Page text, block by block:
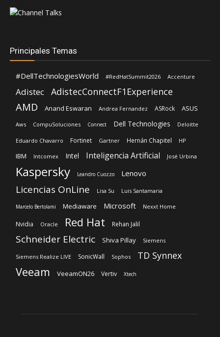
Principales Temas
#DellTechnologiesWorld #RedHatSummit2026 Accenture
Adistec AdistecConnectF1Experience
AMD Anand Eswaran Andrea Fernandez ASRock ASUS
Aws CompuSoluciones Connect Dell Technologies Deloitte
Eduardo Chavarro Fortinet Gartner Hernán Chapitel HP
IBM Intcomex Intel Inteligencia Artificial José Urbina
Kaspersky Leandro Cuozzo Lenovo
Licencias OnLine Lisa Su Luis Santamaria
Marcelo Bertolami Mediaware Microsoft Nexxt Home
Nvidia Oracle Red Hat Rehan Jalil
Schneider Electric Shiva Pillay Siemens
Siemens Realize LIVE SonicWall Sophos TD Synnex
Veeam VeeamON26 Vertiv Xtech